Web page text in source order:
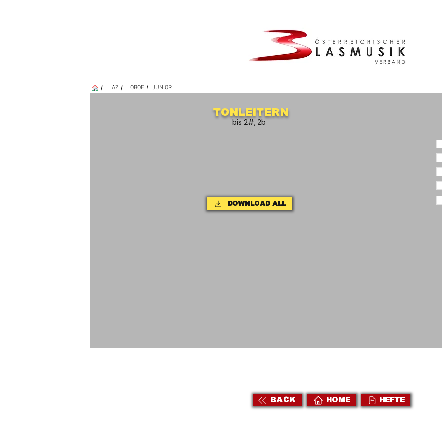
/ LAZ / OBOE / JUNIOR
Tonleitern
bis 2#, 2b
Download ALL
BACK HOME HEFTE